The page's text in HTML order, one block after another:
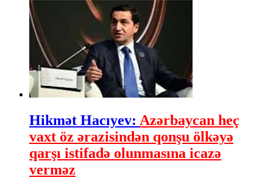
Hikmət Hacıyev: Azərbaycan heç
vaxt öz ərazisindən qonşu ölkəyə
qarşı istifadə olunmasına icazə
verməz